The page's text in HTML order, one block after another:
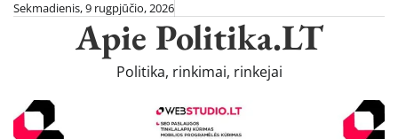
SkipSekmadienis, 9 rugpjūčio, 2026
Apie Politika.LT
Politika, rinkimai, rinkejai